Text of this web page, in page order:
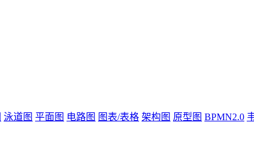
泳道图 平面图 电路图 图表/表格 架构图 原型图 BPMN2.0